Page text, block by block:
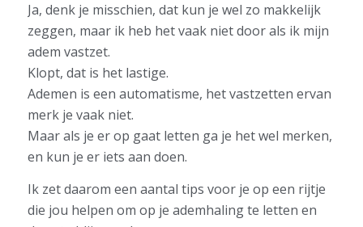
Ja, denk je misschien, dat kun je wel zo makkelijk
zeggen, maar ik heb het vaak niet door als ik mijn
adem vastzet.
Klopt, dat is het lastige.
Ademen is een automatisme, het vastzetten ervan
merk je vaak niet.
Maar als je er op gaat letten ga je het wel merken,
en kun je er iets aan doen.
Ik zet daarom een aantal tips voor je op een rijtje
die jou helpen om op je ademhaling te letten en